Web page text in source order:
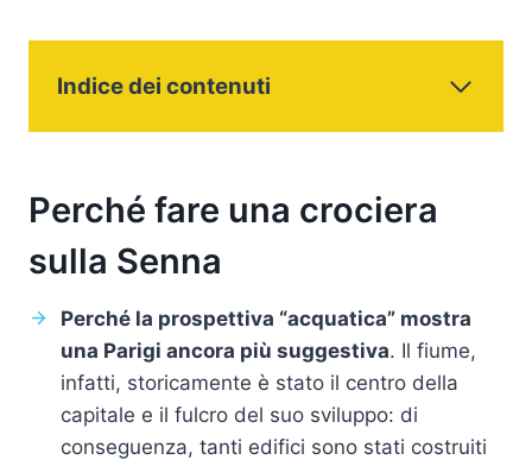
Indice dei contenuti
Perché fare una crociera
sulla Senna
Perché la prospettiva “acquatica” mostra
una Parigi ancora più suggestiva. Il fiume,
infatti, storicamente è stato il centro della
capitale e il fulcro del suo sviluppo: di
conseguenza, tanti edifici sono stati costruiti